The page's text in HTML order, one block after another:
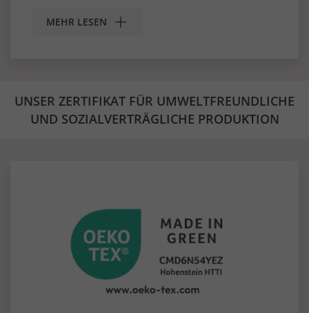
MEHR LESEN
UNSER ZERTIFIKAT FÜR UMWELTFREUNDLICHE
UND SOZIALVERTRÄGLICHE PRODUKTION